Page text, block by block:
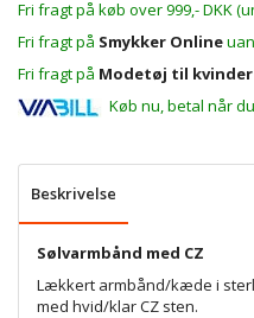
Fri fragt på køb over 999,- DKK
Fri fragt på Smykker Online
Fri fragt på Modetøj til kvinder
Køb nu, betal når
Beskrivelse
Sølvarmbånd med CZ
Lækkert armbånd/kæde i
med hvid/klar CZ sten.